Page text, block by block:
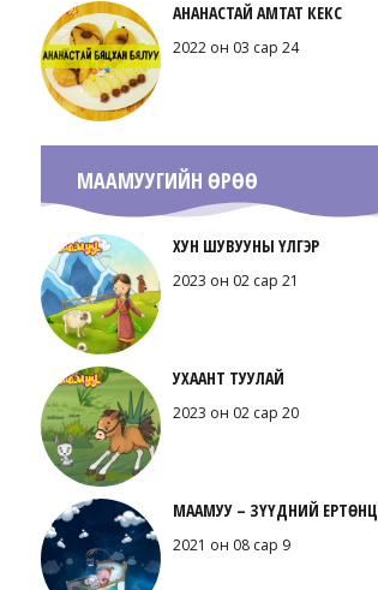
АНАНАСТАЙ АМТАТ КЕКС
2022 он 03 сар 24
МААМУУГИЙН ӨРӨӨ
ХУН ШУВУУНЫ ҮЛГЭР
2023 он 02 сар 21
УХААНТ ТУУЛАЙ
2023 он 02 сар 20
МААМУУ – ЗҮҮДНИЙ ЕРТӨНЦ
2021 он 08 сар 9